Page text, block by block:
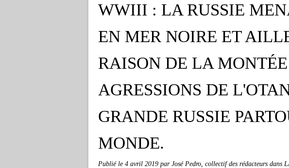
WWIII : LA RUSSIE
EN MER NOIRE ET
RAISON DE LA
AGRESSIONS DE
GRANDE RUSSIE
MONDE.
Publié le 4 avril 2019 par José Pedro, collectif des rédacteurs dans